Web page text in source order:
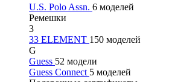
U.S. Polo Assn. 6 моделей
Ремешки
3
33 ELEMENT 150 моделей
G
Guess 52 модели
Guess Connect 5 моделей